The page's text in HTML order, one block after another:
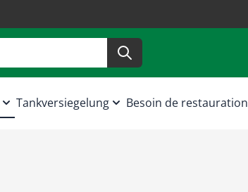
Tankversiegelung Besoin de restauration